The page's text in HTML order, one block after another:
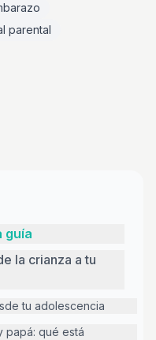
parental
guía
la crianza a tu
tu adolescencia
papá: qué está